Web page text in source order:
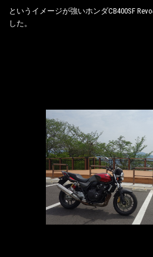
というイメージが強いホンダCB400SF
した。